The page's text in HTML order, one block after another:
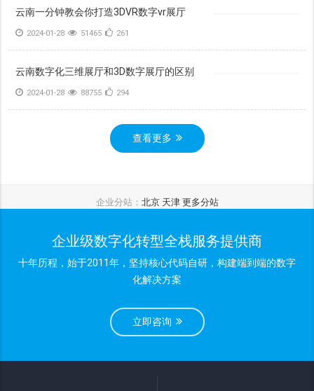
云南一分钟教会你打造3DVR数字vr展厅
2024-01-28 51465 261
云南数字化三维展厅和3D数字展厅的区别
2024-01-28 88755 294
查看更多
企业分站： 北京 天津 更多分站
企业级数字化转型全栈服务提供商
十年历程，始于2011年，坚持核心代码自研，构建端到端的数字
化解决方案
立即咨询